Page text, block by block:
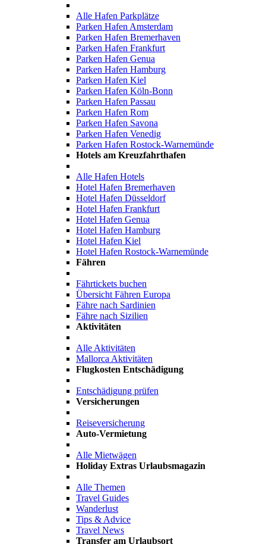
Alle Hafen Parkplätze
Parken Hafen Amsterdam
Parken Hafen Bremerhaven
Parken Hafen Frankfurt
Parken Hafen Genua
Parken Hafen Hamburg
Parken Hafen Kiel
Parken Hafen Köln-Bonn
Parken Hafen Passau
Parken Hafen Rom
Parken Hafen Savona
Parken Hafen Venedig
Parken Hafen Rostock-Warnemünde
Hotels am Kreuzfahrthafen
Alle Hafen Hotels
Hotel Hafen Bremerhaven
Hotel Hafen Düsseldorf
Hotel Hafen Frankfurt
Hotel Hafen Genua
Hotel Hafen Hamburg
Hotel Hafen Kiel
Hotel Hafen Rostock-Warnemünde
Fähren
Fährtickets buchen
Übersicht Fähren Europa
Fähre nach Sardinien
Fähre nach Sizilien
Aktivitäten
Alle Aktivitäten
Mallorca Aktivitäten
Flugkosten Entschädigung
Entschädigung prüfen
Versicherungen
Reiseversicherung
Auto-Vermietung
Alle Mietwägen
Holiday Extras Urlaubsmagazin
Alle Themen
Travel Guides
Wanderlust
Tips & Advice
Travel News
Transfer am Urlaubsort